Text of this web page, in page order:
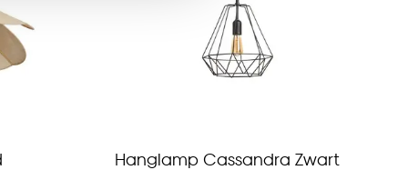
cookieverklaring
Hanglamp Cassandra Zwart